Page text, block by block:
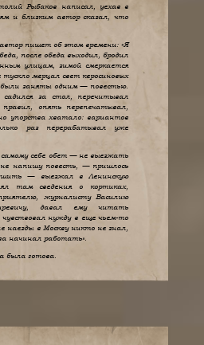
Рыбаков написал, уехав в
и близким автор сказал, что
пишет об этом времени: «Я
после обеда выходил, бродил
улицам, зимой смеркается
тускло мерцал свет керосиновых
заняты одним — повестью.
садился за стол, перечитывал
опять перепечатывал,
упорства хватало: вариантов
раз перерабатывал уже
себе обет — не выезжать
не напишу повесть, — пришлось
— выезжал в Ленинскую
там сведения о кортиках,
журналисту Василию
давал ему читать
нужду в еще чьем-то
наезды в Москву никто не знал,
начинал работать».
была готова.